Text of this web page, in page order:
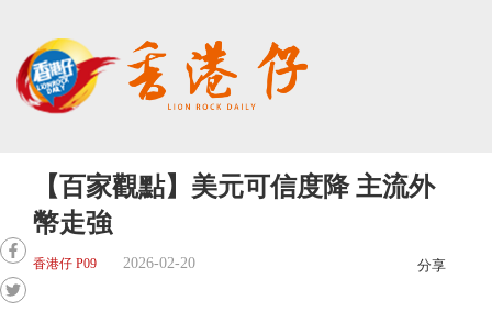
【百家觀點】美元可信度降 主流外
幣走強
香港仔 P09 2026-02-20 分享